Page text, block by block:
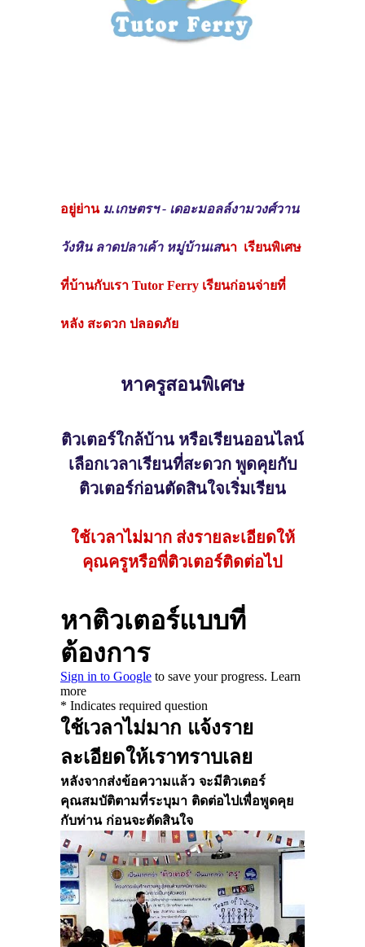
อยู่ย่าน ม.เกษตรฯ - เดอะมอลล์งามวงศ์วาน
วังหิน ลาดปลาเค้า หมู่บ้านเสนา เรียนพิเศษ
ที่บ้านกับเรา Tutor Ferry เรียนก่อนจ่ายที่
หลัง สะดวก ปลอดภัย
หาครูสอนพิเศษ
ติวเตอร์ใกล้บ้าน หรือเรียนออนไลน์
เลือกเวลาเรียนที่สะดวก พูดคุยกับ
ติวเตอร์ก่อนตัดสินใจเริ่มเรียน
ใช้เวลาไม่มาก ส่งรายละเอียดให้
คุณครูหรือพี่ติวเตอร์ติดต่อไป